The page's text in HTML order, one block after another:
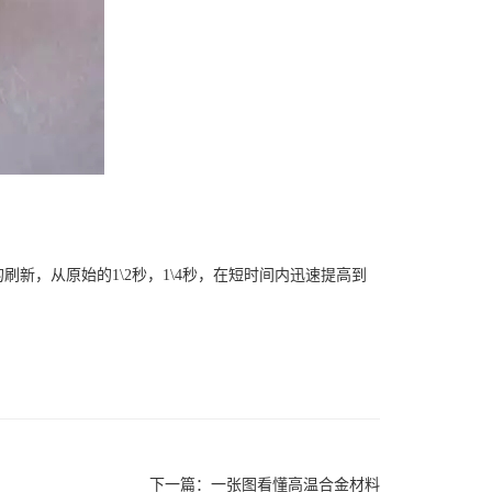
新，从原始的1\2秒，1\4秒，在短时间内迅速提高到
下一篇： 一张图看懂高温合金材料